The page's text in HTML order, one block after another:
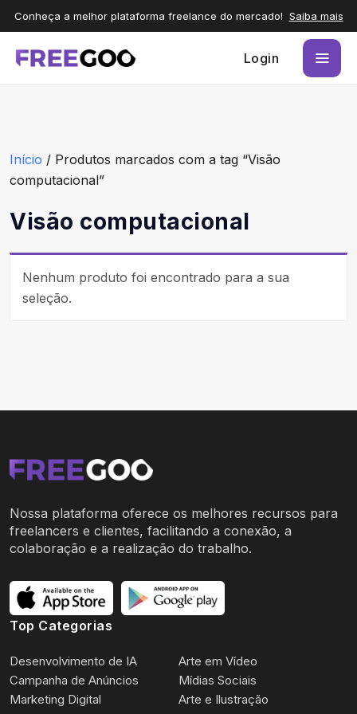
Conheça a melhor plataforma freelance do mercado! Saiba mais
Login
Início / Produtos marcados com a tag “Visão
computacional”
Visão computacional
Nenhum produto foi encontrado para a sua
seleção.
Nossa plataforma oferece os melhores recursos para
freelancers e clientes, facilitando a conexão, a
colaboração e a realização do trabalho.
Top Categorias
Desenvolvimento de IA
Arte em Vídeo
Campanha de Anúncios
Mídias Sociais
Marketing Digital
Arte e Ilustração